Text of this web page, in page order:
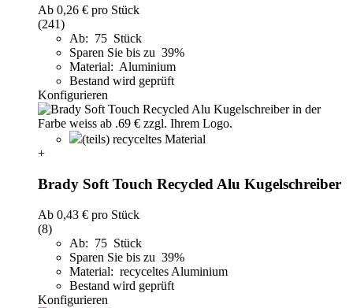
Ab 0,26 € pro Stück
(241)
Ab: 75 Stück
Sparen Sie bis zu 39%
Material: Aluminium
Bestand wird geprüft
Konfigurieren
(teils) recyceltes Material
+
Brady Soft Touch Recycled Alu Kugelschreiber
Ab 0,43 € pro Stück
(8)
Ab: 75 Stück
Sparen Sie bis zu 39%
Material: recyceltes Aluminium
Bestand wird geprüft
Konfigurieren